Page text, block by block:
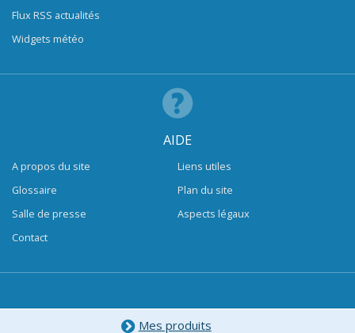
Flux RSS actualités
Widgets météo
AIDE
A propos du site
Glossaire
Salle de presse
Contact
Liens utiles
Plan du site
Aspects légaux
Mes produits